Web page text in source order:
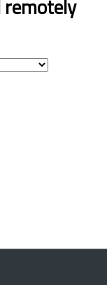
remotely